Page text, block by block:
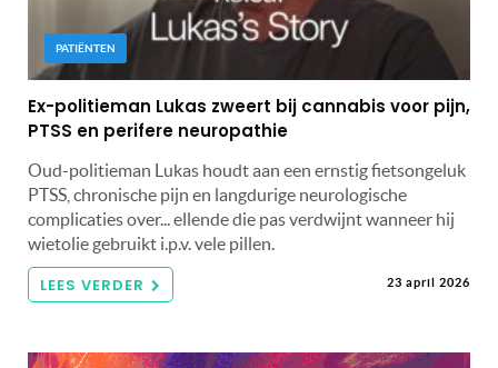
PATIËNTEN
Ex-politieman Lukas zweert bij cannabis voor pijn,
PTSS en perifere neuropathie
Oud-politieman Lukas houdt aan een ernstig fietsongeluk
PTSS, chronische pijn en langdurige neurologische
complicaties over... ellende die pas verdwijnt wanneer hij
wietolie gebruikt i.p.v. vele pillen.
LEES VERDER 23 april 2026